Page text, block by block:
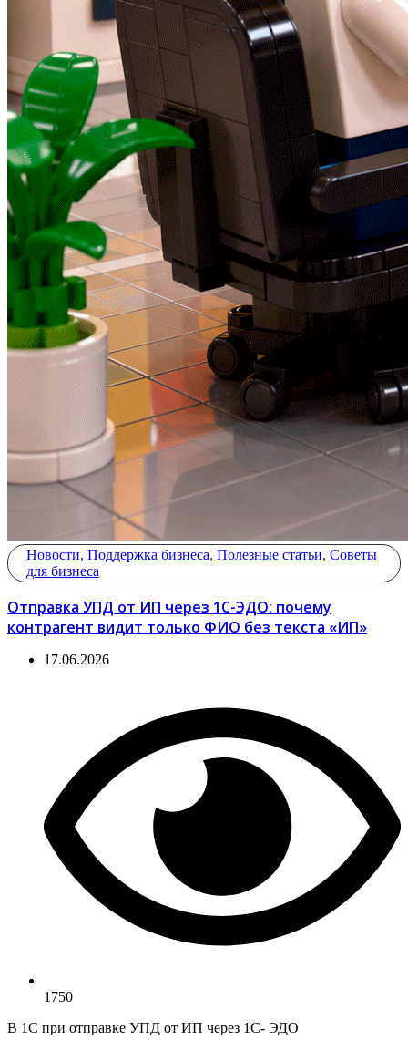
Новости, Поддержка бизнеса, Полезные статьи, Советы
для бизнеса
Отправка УПД от ИП через 1С-ЭДО: почему
контрагент видит только ФИО без текста «ИП»
17.06.2026
1750
В 1С при отправке УПД от ИП через 1С- ЭДО